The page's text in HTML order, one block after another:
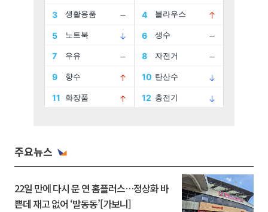
주요뉴스
22일 만에 다시 문 연 홈플러스…정상화 바
쁜데 재고 없어 ‘발동동’[가보니]